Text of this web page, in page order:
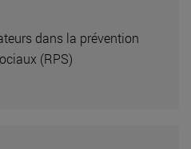
dans la prévention
(RPS)